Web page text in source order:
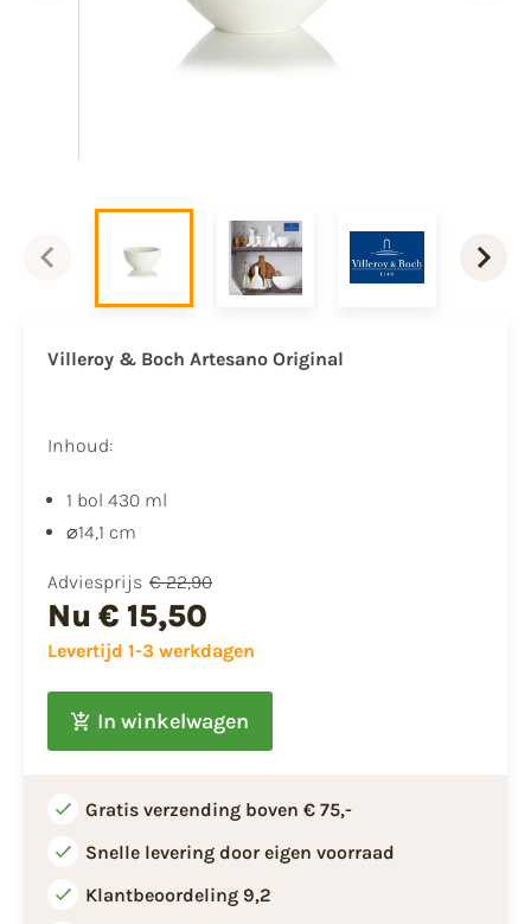
Villeroy & Boch Artesano Original
Inhoud:
1 bol 430 ml
⌀14,1 cm
Adviesprijs € 22,90
Nu € 15,50
Levertijd 1-3 werkdagen
In winkelwagen
Gratis verzending boven € 75,-
Snelle levering door eigen voorraad
Klantbeoordeling 9,2